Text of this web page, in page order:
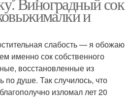
и
слабость — я обожаю
именно сок собственного
восстановленные из
по душе. Так случилось, что
изломал лет 20